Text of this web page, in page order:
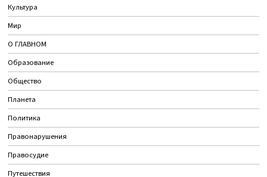
Культура
Мир
О ГЛАВНОМ
Образование
Общество
Планета
Политика
Правонарушения
Правосудие
Путешествия